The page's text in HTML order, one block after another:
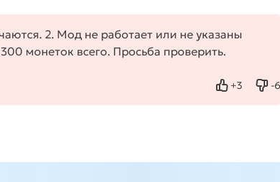
2. Мод не работает или не указаны
монеток всего. Просьба проверить.
+3
Нравится -6